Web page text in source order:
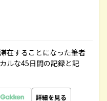
在することになった筆者
ルな45日間の記録と記
詳細を見る